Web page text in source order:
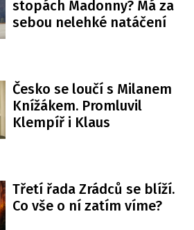
stopách Madonny? Má za
sebou nelehké natáčení
Česko se loučí s Milanem
Knížákem. Promluvil
Klempíř i Klaus
Třetí řada Zrádců se blíží.
Co vše o ní zatím víme?